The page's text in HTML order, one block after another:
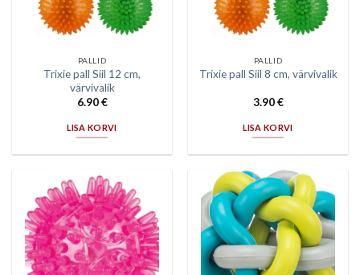
PALLID
Trixie pall Siil 12 cm,
värvivalik
6.90€
LISA KORVI
PALLID
Trixie pall Siil 8 cm, värvivalik
3.90€
LISA KORVI